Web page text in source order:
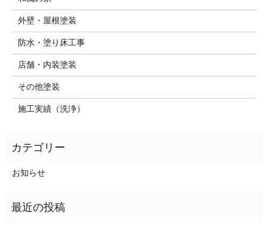
外壁・屋根塗装
防水・塗り床工事
店舗・内装塗装
その他塗装
施工実績（洗浄）
お知らせ